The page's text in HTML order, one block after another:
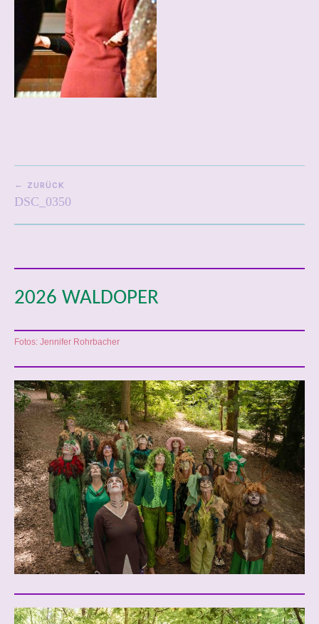
BEITRAGSNAVIGATION
ZURÜCK
DSC_0350
2026 WALDOPER
Fotos: Jennifer Rohrbacher